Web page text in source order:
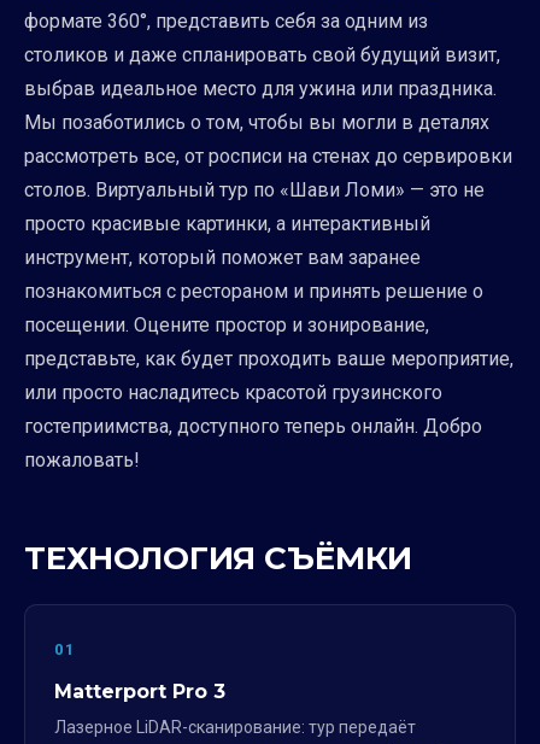
формате 360°, представить себя за одним из
столиков и даже спланировать свой будущий визит,
выбрав идеальное место для ужина или праздника.
Мы позаботились о том, чтобы вы могли в деталях
рассмотреть все, от росписи на стенах до сервировки
столов. Виртуальный тур по «Шави Ломи» — это не
просто красивые картинки, а интерактивный
инструмент, который поможет вам заранее
познакомиться с рестораном и принять решение о
посещении. Оцените простор и зонирование,
представьте, как будет проходить ваше мероприятие,
или просто насладитесь красотой грузинского
гостеприимства, доступного теперь онлайн. Добро
пожаловать!
ТЕХНОЛОГИЯ СЪЁМКИ
01
Matterport Pro 3
Лазерное LiDAR-сканирование: тур передаёт